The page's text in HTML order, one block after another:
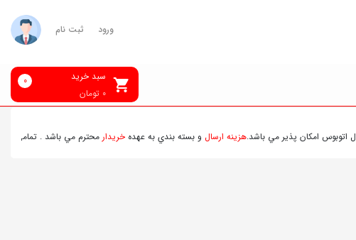
ورود ثبت نام
سبد خرید
0 تومان
0
پذير مي باشد.هزينه ارسالو بسته بندي به عهدهخريدار محترم مي باشد . تمامي محصولات ارسالي